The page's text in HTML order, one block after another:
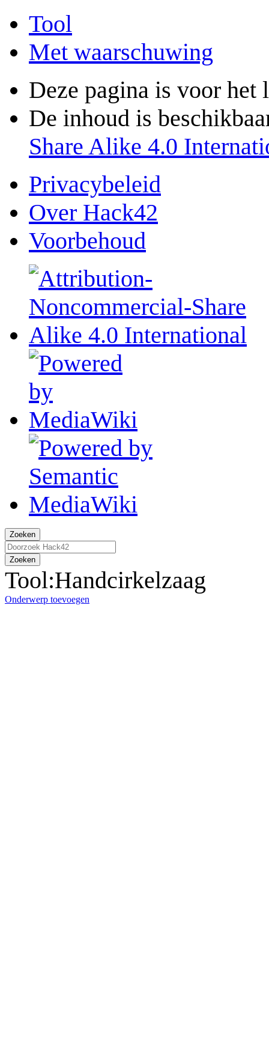
Tool
Met waarschuwing
Deze pagina is voor het
De inhoud is
Share Alike 4.0
Privacybeleid
Over Hack42
Voorbehoud
Zoeken
Zoeken
Tool:Handcirkelzaag
Onderwerp toevoegen